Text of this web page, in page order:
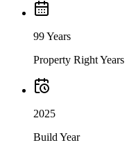
99 Years
Property Right Years
2025
Build Year